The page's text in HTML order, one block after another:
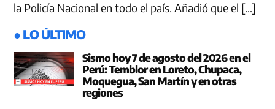
la Policía Nacional en todo el país. Añadió que el […]
● LO ÚLTIMO
Sismo hoy 7 de agosto del 2026 en el
Perú: Temblor en Loreto, Chupaca,
Moquegua, San Martín y en otras
regiones